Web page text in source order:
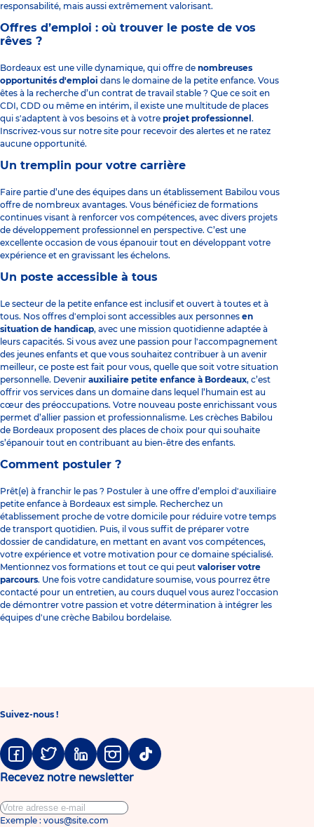
responsabilité, mais aussi extrêmement valorisant.
Offres d’emploi : où trouver le poste de vos
rêves ?
Bordeaux est une ville dynamique, qui offre de nombreuses
opportunités d'emploi dans le domaine de la petite enfance. Vous
êtes à la recherche d’un contrat de travail stable ? Que ce soit en
CDI, CDD ou même en intérim, il existe une multitude de places
qui s'adaptent à vos besoins et à votre projet professionnel .
Inscrivez-vous sur notre site pour recevoir des alertes et ne ratez
aucune opportunité.
Un tremplin pour votre carrière
Faire partie d’une des équipes dans un établissement Babilou vous
offre de nombreux avantages. Vous bénéficiez de formations
continues visant à renforcer vos compétences, avec divers projets
de développement professionnel en perspective. C’est une
excellente occasion de vous épanouir tout en développant votre
expérience et en gravissant les échelons.
Un poste accessible à tous
Le secteur de la petite enfance est inclusif et ouvert à toutes et à
tous. Nos offres d'emploi sont accessibles aux personnes en
situation de handicap, avec une mission quotidienne adaptée à
leurs capacités. Si vous avez une passion pour l'accompagnement
des jeunes enfants et que vous souhaitez contribuer à un avenir
meilleur, ce poste est fait pour vous, quelle que soit votre situation
personnelle. Devenir auxiliaire petite enfance à Bordeaux, c’est
offrir vos services dans un domaine dans lequel l’humain est au
cœur des préoccupations. Votre nouveau poste enrichissant vous
permet d’allier passion et professionnalisme. Les crèches Babilou
de Bordeaux proposent des places de choix pour qui souhaite
s’épanouir tout en contribuant au bien-être des enfants.
Comment postuler ?
Prêt(e) à franchir le pas ? Postuler à une offre d’emploi d'auxiliaire
petite enfance à Bordeaux est simple. Recherchez un
établissement proche de votre domicile pour réduire votre temps
de transport quotidien. Puis, il vous suffit de préparer votre
dossier de candidature, en mettant en avant vos compétences,
votre expérience et votre motivation pour ce domaine spécialisé.
Mentionnez vos formations et tout ce qui peut valoriser votre
parcours. Une fois votre candidature soumise, vous pourrez être
contacté pour un entretien, au cours duquel vous aurez l'occasion
de démontrer votre passion et votre détermination à intégrer les
équipes d'une crèche Babilou bordelaise.
Suivez-nous !
FacebookTwitter LinkedinInstagramTiktok
Recevez notre newsletter
Exemple : vous@site.com